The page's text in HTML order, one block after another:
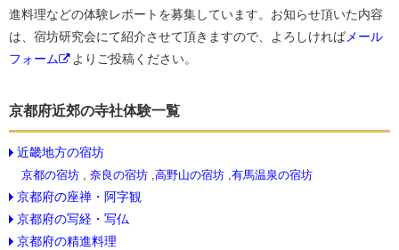
進料理などの体験レポートを募集しています。お知らせ頂いた内容
は、宿坊研究会にて紹介させて頂きますので、よろしければメール
フォーム
よりご投稿ください。
京都府近郊の寺社体験一覧
近畿地方の宿坊
京都の宿坊 , 奈良の宿坊 ,高野山の宿坊 ,有馬温泉の宿坊
京都府の座禅・阿字観
京都府の写経・写仏
京都府の精進料理